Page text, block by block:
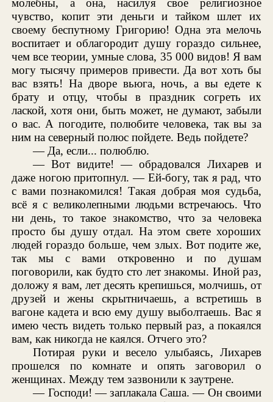
молебны, а она, насилуя свое религиозное
чувство, копит эти деньги и тайком шлет их
своему беспутному Григорию! Одна эта мелочь
воспитает и облагородит душу гораздо сильнее,
чем все теории, умные слова, 35 000 видов! Я вам
могу тысячу примеров привести. Да вот хоть бы
вас взять! На дворе вьюга, ночь, а вы едете к
брату и отцу, чтобы в праздник согреть их
лаской, хотя они, быть может, не думают, забыли
о вас. А погодите, полюбите человека, так вы за
ним на северный полюс пойдете. Ведь пойдете?
— Да, если... полюблю.
— Вот видите! — обрадовался Лихарев и
даже ногою притопнул. — Ей-богу, так я рад, что
с вами познакомился! Такая добрая моя судьба,
всё я с великолепными людьми встречаюсь. Что
ни день, то такое знакомство, что за человека
просто бы душу отдал. На этом свете хороших
людей гораздо больше, чем злых. Вот подите же,
так мы с вами откровенно и по душам
поговорили, как будто сто лет знакомы. Иной раз,
доложу я вам, лет десять крепишься, молчишь, от
друзей и жены скрытничаешь, а встретишь в
вагоне кадета и всю ему душу выболтаешь. Вас я
имею честь видеть только первый раз, а покаялся
вам, как никогда не каялся. Отчего это?
Потирая руки и весело улыбаясь, Лихарев
прошелся по комнате и опять заговорил о
женщинах. Между тем зазвонили к заутрене.
— Господи! — заплакала Саша. — Он своими